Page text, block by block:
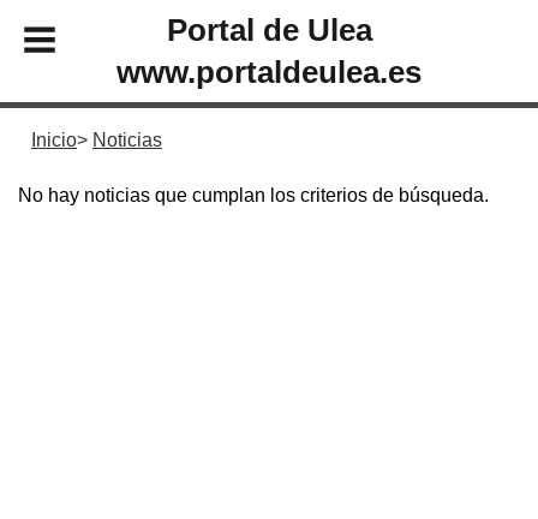
Portal de Ulea
www.portaldeulea.es
Inicio Noticias
No hay noticias que cumplan los criterios de búsqueda.